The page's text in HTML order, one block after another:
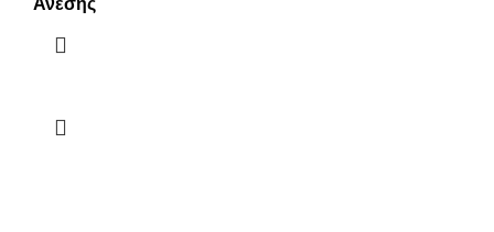
Άνεσης